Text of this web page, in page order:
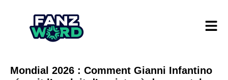
Mondial 2026 : Comment Gianni Infantino